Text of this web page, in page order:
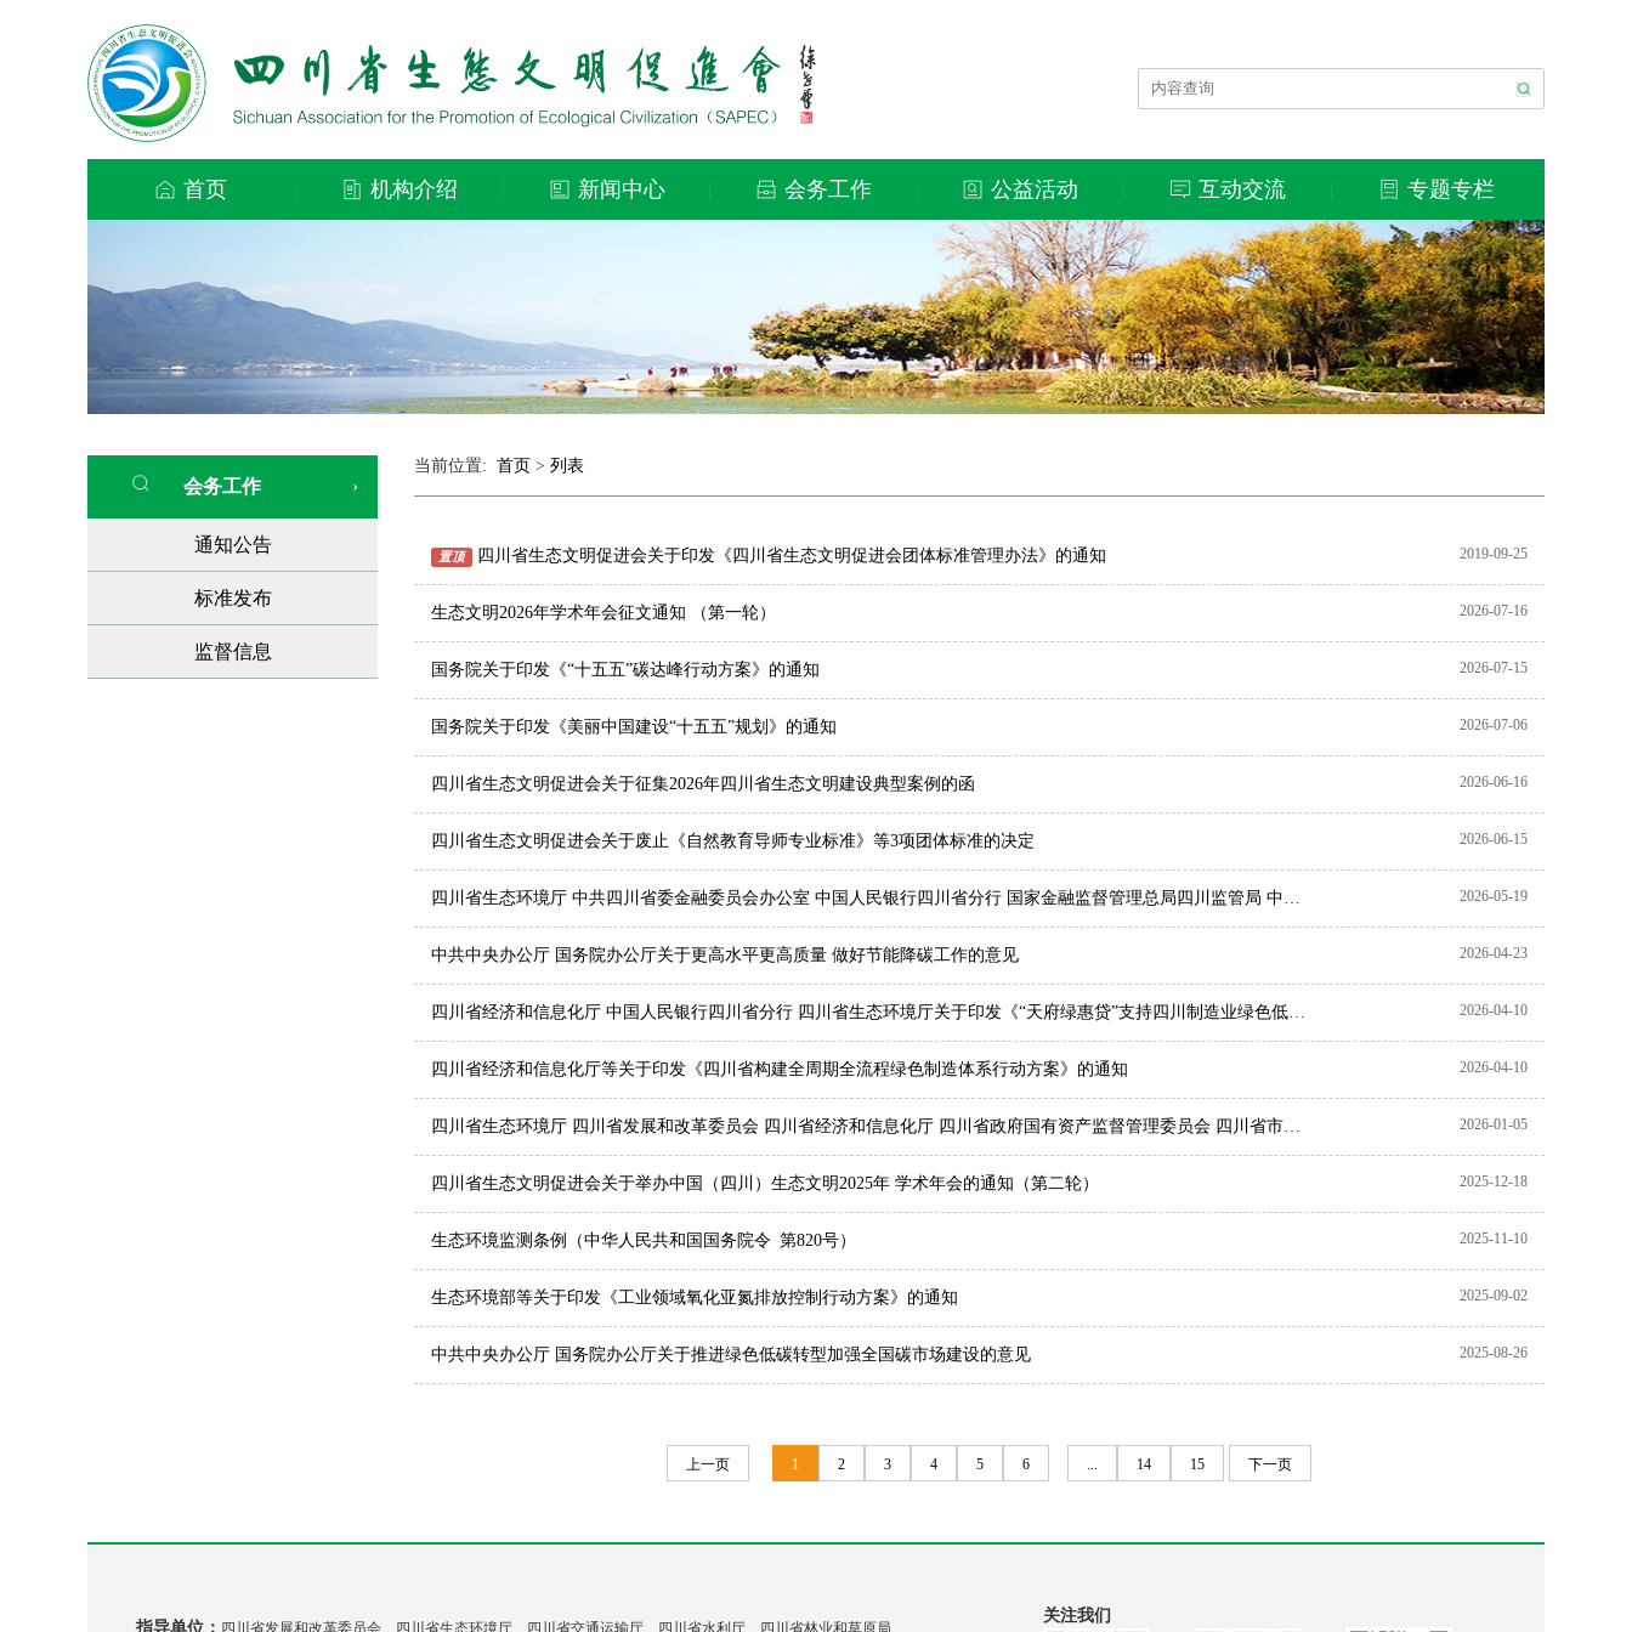
首页 机构介绍 新闻中心 会务工作 公益活动 互动交流 专题专栏
会务工作 ›
通知公告
标准发布
监督信息
当前位置: 首页 > 列表
置顶 四川省生态文明促进会关于印发《四川省生态文明促进会团体标准管理办法》的通知 2019-09-25
生态文明2026年学术年会征文通知 （第一轮） 2026-07-16
国务院关于印发《“十五五”碳达峰行动方案》的通知 2026-07-15
国务院关于印发《美丽中国建设“十五五”规划》的通知 2026-07-06
四川省生态文明促进会关于征集2026年四川省生态文明建设典型案例的函 2026-06-16
四川省生态文明促进会关于废止《自然教育导师专业标准》等3项团体标准的决定 2026-06-15
四川省生态环境厅 中共四川省委金融委员会办公室 中国人民银行四川省分行 国家金融监督管理总局四川监管局 中国
2026-05-19
中共中央办公厅 国务院办公厅关于更高水平更高质量 做好节能降碳工作的意见 2026-04-23
四川省经济和信息化厅 中国人民银行四川省分行 四川省生态环境厅关于印发《“天府绿惠贷”支持四川制造业绿色低碳
2026-04-10
四川省经济和信息化厅等关于印发《四川省构建全周期全流程绿色制造体系行动方案》的通知 2026-04-10
四川省生态环境厅 四川省发展和改革委员会 四川省经济和信息化厅 四川省政府国有资产监督管理委员会 四川省市场
2026-01-05
四川省生态文明促进会关于举办中国（四川）生态文明2025年 学术年会的通知（第二轮） 2025-12-18
生态环境监测条例（中华人民共和国国务院令 第820号） 2025-11-10
生态环境部等关于印发《工业领域氧化亚氮排放控制行动方案》的通知 2025-09-02
中共中央办公厅 国务院办公厅关于推进绿色低碳转型加强全国碳市场建设的意见 2025-08-26
上一页 1 2 3 4 5 6 ... 14 15 下一页
指导单位：
关注我们